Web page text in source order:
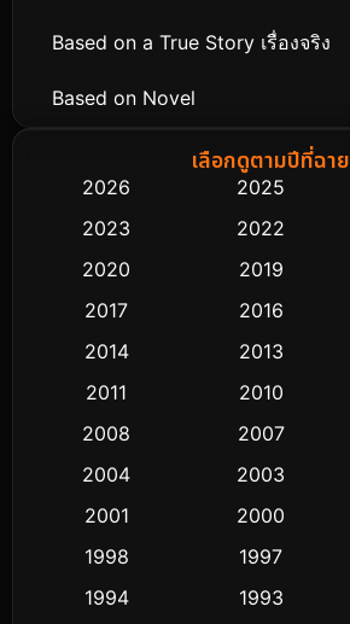
Based on a True Story เรื่องจริง
Based on Novel
Biography ชีวิตจริง
Classic หนังคลาสสิก
Comedy ตลก
Crime อาชญากรรม
Cult Film
Dance เต้น
เลือกดูตามปีที่ฉาย
2026 2025
2023
2022
2020
2019
2017
2016
2014
2013
2011
2010
2008
2007
2004
2003
2001
2000
1998
1997
1994
1993